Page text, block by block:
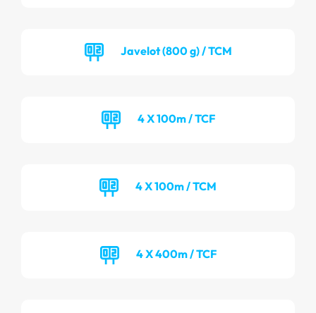
Javelot (800 g) / TCM
4 X 100m / TCF
4 X 100m / TCM
4 X 400m / TCF